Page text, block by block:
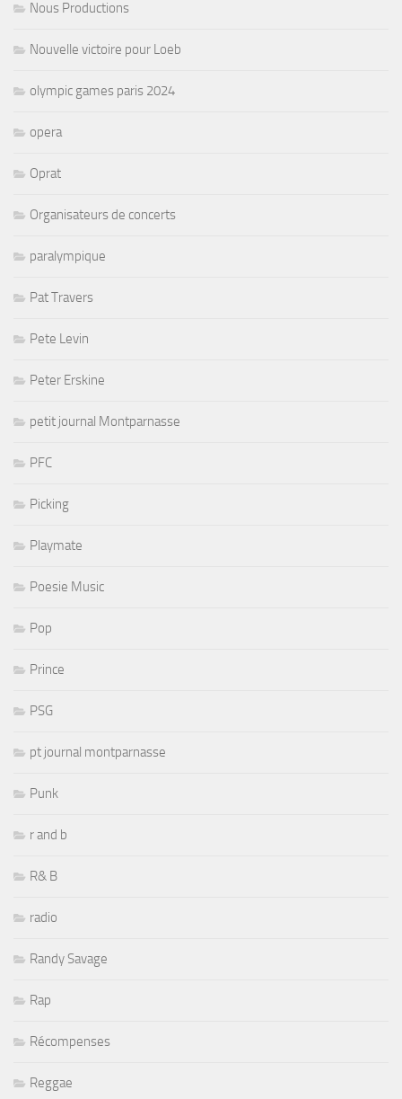
Nous Productions
Nouvelle victoire pour Loeb
olympic games paris 2024
opera
Oprat
Organisateurs de concerts
paralympique
Pat Travers
Pete Levin
Peter Erskine
petit journal Montparnasse
PFC
Picking
Playmate
Poesie Music
Pop
Prince
PSG
pt journal montparnasse
Punk
r and b
R& B
radio
Randy Savage
Rap
Récompenses
Reggae